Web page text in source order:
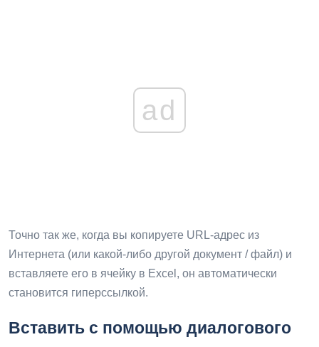
ad
Точно так же, когда вы копируете URL-адрес из
Интернета (или какой-либо другой документ / файл) и
вставляете его в ячейку в Excel, он автоматически
становится гиперссылкой.
Вставить с помощью диалогового